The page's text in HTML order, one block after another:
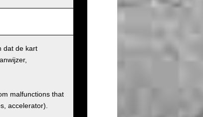
dat de kart
malfunctions that
accelerator).